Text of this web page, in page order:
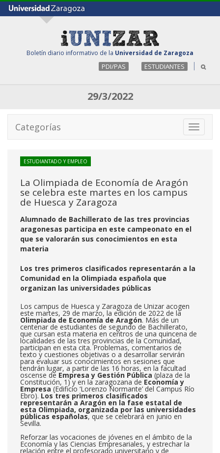
Boletín diario informativo de la Universidad de Zaragoza
PDI/PAS ESTUDIANTES
29/3/2022
Toggle
Categorías
ESTUDIANTADO Y EMPLEO
La Olimpiada de Economía de Aragón
se celebra este martes en los campus
de Huesca y Zaragoza
Alumnado de Bachillerato de las tres provincias
aragonesas participa en este campeonato en el
que se valorarán sus conocimientos en esta
materia
Los tres primeros clasificados representarán a la
Comunidad en la Olimpiada española que
organizan las universidades públicas
Los campus de Huesca y Zaragoza de Unizar acogen
este martes, 29 de marzo, la edición de 2022 de la
Olimpiada de Economía de Aragón. Más de un
centenar de estudiantes de segundo de Bachillerato,
que cursan esta materia en centros de una quincena de
localidades de las tres provincias de la Comunidad,
participan en esta cita. Problemas, comentarios de
texto y cuestiones objetivas o a desarrollar servirán
para evaluar sus conocimientos en sesiones que
tendrán lugar, a partir de las 16 horas, en la facultad
oscense de Empresa y Gestión Pública (plaza de la
Constitución, 1) y en la zaragozana de Economía y
Empresa (Edificio ‘Lorenzo Normante’ del Campus Río
Ebro). Los tres primeros clasificados
representarán a Aragón en la fase estatal de
esta Olimpiada, organizada por las universidades
públicas españolas, que se celebrará en junio en
Sevilla.
Reforzar las vocaciones de jóvenes en el ámbito de la
Economía y las Ciencias Empresariales, y estrechar la
relación entre el profesorado universitario y de